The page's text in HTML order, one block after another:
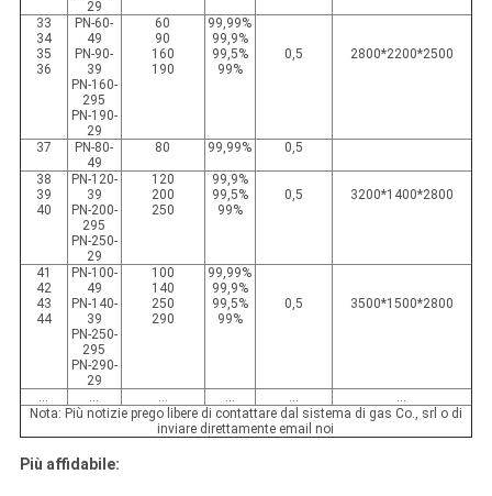
29
33
34
35
36
PN-60-
49
PN-90-
39
PN-160-
295
PN-190-
29
60
90
160
190
99,99%
99,9%
99,5%
99%
0,5 2800*2200*2500
37
PN-80-
49
80 99,99% 0,5
38
39
40
PN-120-
39
PN-200-
295
PN-250-
29
120
200
250
99,9%
99,5%
99%
0,5 3200*1400*2800
41
42
43
44
PN-100-
49
PN-140-
39
PN-250-
295
PN-290-
29
100
140
250
290
99,99%
99,9%
99,5%
99%
0,5 3500*1500*2800
… … … … …
…
Nota: Più notizie prego libere di contattare dal sistema di gas Co., srl o di
inviare direttamente email noi
Più affidabile: